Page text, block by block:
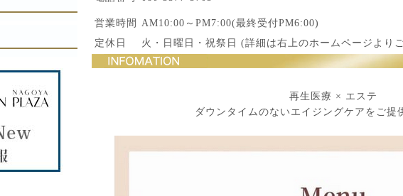
営業時間 AM10:00～PM7:00(最終受付PM6:00)
定休日
火・日曜日・祝祭日 (詳細は右上のホームページより
再生医療 × エステ
ダウンタイムのないエイジングケアをご提